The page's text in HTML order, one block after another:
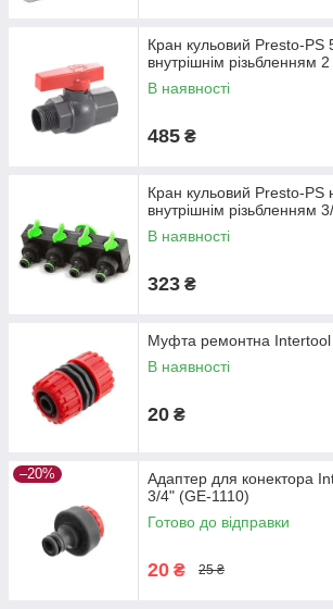
Кран кульовий Presto-PS
внутрішнім різьбленням
В наявності
485 ₴
Кран кульовий Presto-PS
внутрішнім різьбленням
В наявності
323 ₴
Муфта ремонтна
В наявності
20 ₴
–20%
Адаптер для конектора
3/4" (GE-1110)
Готово до відправки
20 ₴ 25 ₴